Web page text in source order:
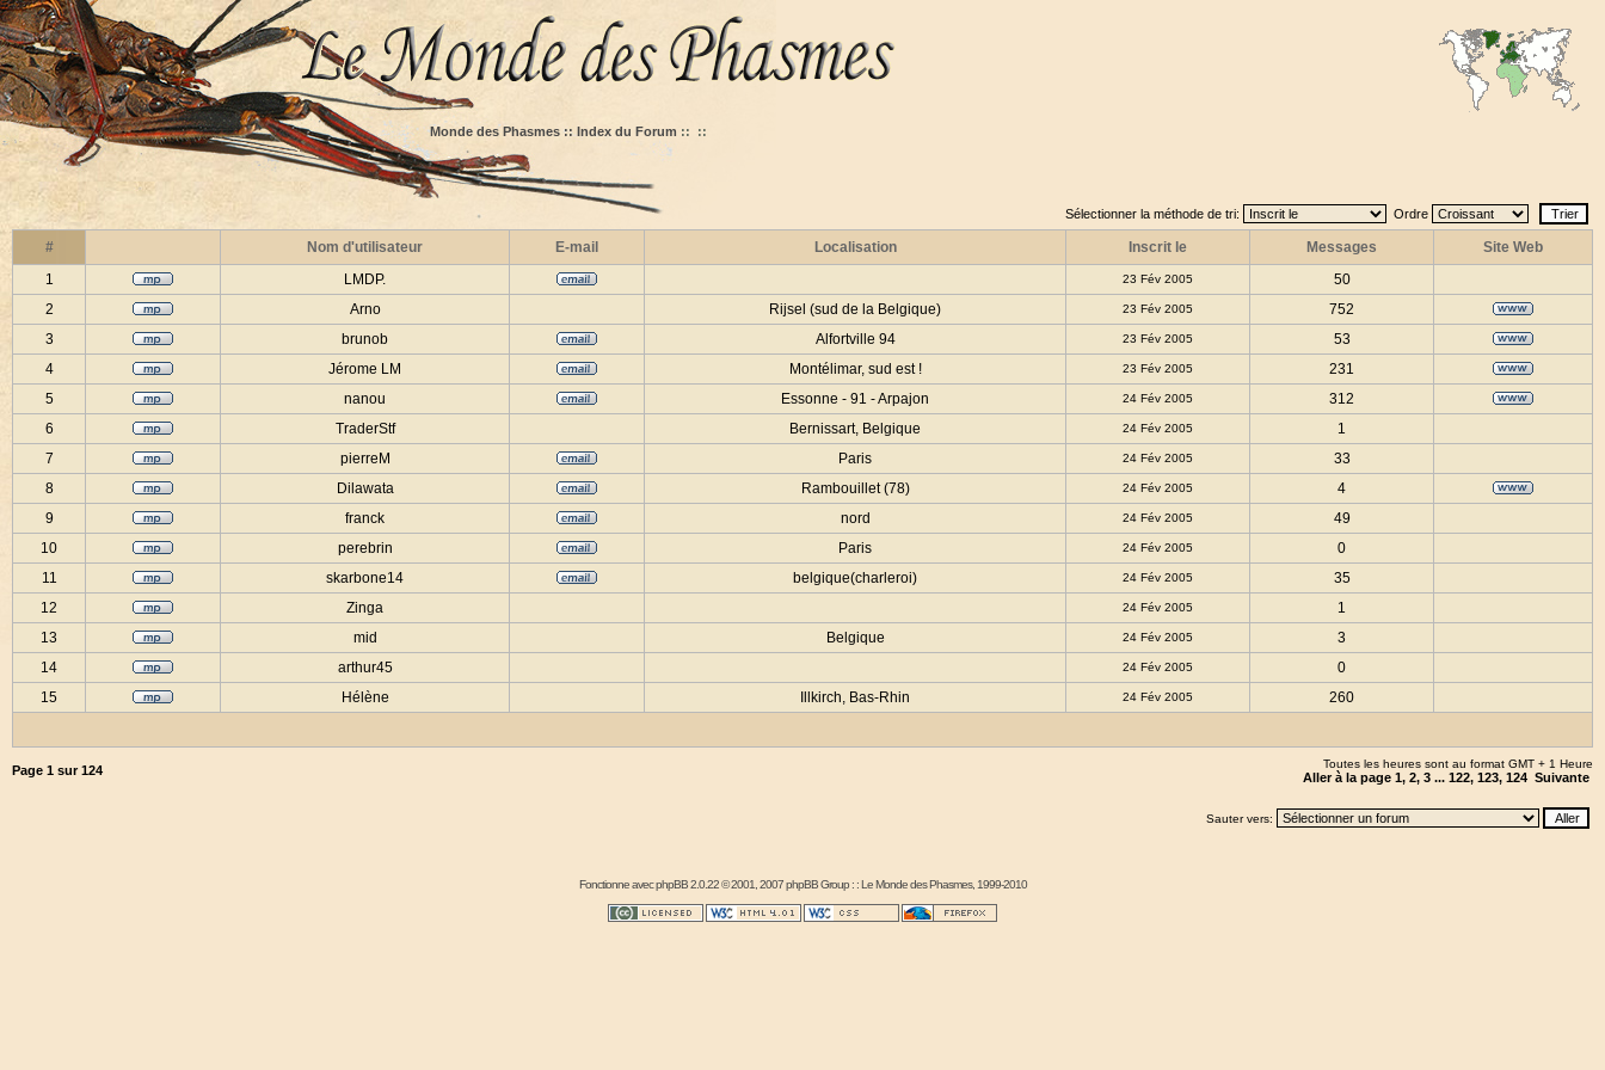
Monde des Phasmes :: Index du Forum :: ::
Sélectionner la méthode de tri: Ordre
# Nom d'utilisateur E-mail Localisation Inscrit le Messages
Site Web
1
LMDP. 23 Fév 2005
50
2
Arno Rijsel (sud de la Belgique) 23 Fév 2005
752
3
brunob Alfortville 94 23 Fév 2005
53
4
Jérome LM Montélimar, sud est ! 23 Fév 2005
231
5
nanou Essonne - 91 - Arpajon 24 Fév 2005
312
6
TraderStf Bernissart, Belgique 24 Fév 2005
1
7
pierreM Paris 24 Fév 2005
33
8
Dilawata Rambouillet (78) 24 Fév 2005
4
9
franck nord 24 Fév 2005
49
10
perebrin Paris 24 Fév 2005
0
11
skarbone14 belgique(charleroi) 24 Fév 2005
35
12
Zinga 24 Fév 2005
1
13
mid Belgique 24 Fév 2005
3
14
arthur45 24 Fév 2005
0
15
Hélène Illkirch, Bas-Rhin 24 Fév 2005 260
Page 1 sur124 Toutes les heures sont au format GMT + 1 Heure
Aller à la page 1, 2, 3 ... 122, 123, 124 Suivante
Sauter vers:
Fonctionne avecphpBB2.0.22 © 2001, 2007 phpBB Group : :Le Monde des Phasmes, 1999-2010